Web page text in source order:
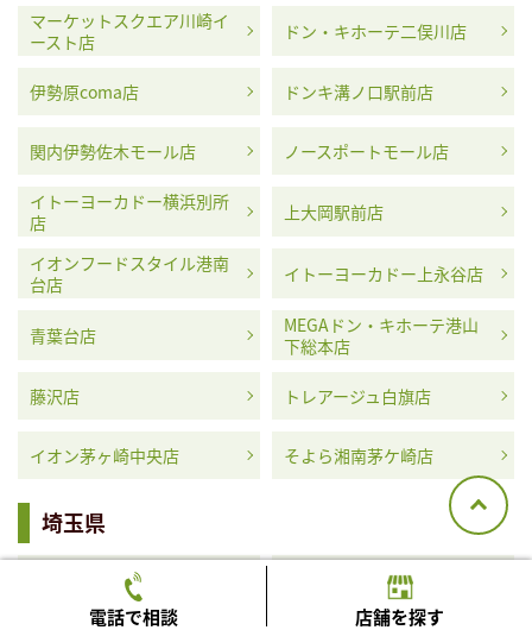
マーケットスクエア川崎イ
ースト店
ドン・キホーテ二俣川店
伊勢原coma店 ドンキ溝ノ口駅前店
関内伊勢佐木モール店 ノースポートモール店
イトーヨーカドー横浜別所
店
上大岡駅前店
イオンフードスタイル港南
台店
イトーヨーカドー上永谷店
青葉台店
MEGAドン・キホーテ港山
下総本店
藤沢店 トレアージュ白旗店
イオン茅ヶ崎中央店 そよら湘南茅ケ崎店
埼玉県
ふじみ野西口駅前店
電話で相談 店舗を探す